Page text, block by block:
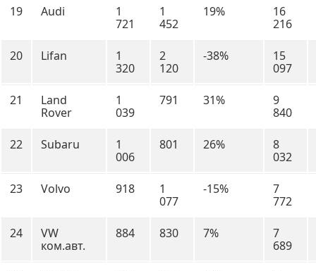
19 Audi
1
721
1
452
19%
16
216
20 Lifan
1
320
2
120
-38%
15
097
21
Land
Rover
1
039
791 31%
9
840
22 Subaru
1
006
801 26%
8
032
23 Volvo 918
1
077
-15%
7
772
24
VW
ком.авт.
884 830 7%
7
689